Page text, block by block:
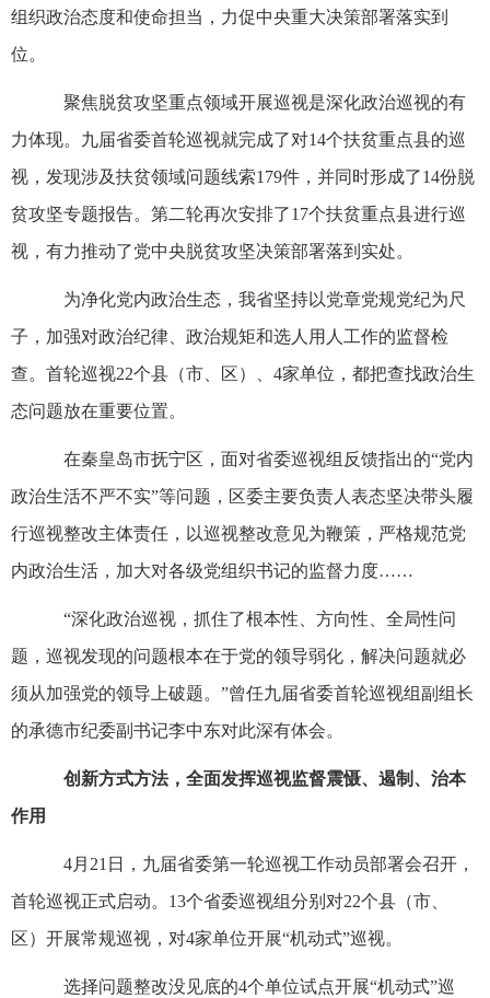
组织政治态度和使命担当，力促中央重大决策部署落实到
位。
聚焦脱贫攻坚重点领域开展巡视是深化政治巡视的有
力体现。九届省委首轮巡视就完成了对14个扶贫重点县的巡
视，发现涉及扶贫领域问题线索179件，并同时形成了14份脱
贫攻坚专题报告。第二轮再次安排了17个扶贫重点县进行巡
视，有力推动了党中央脱贫攻坚决策部署落到实处。
为净化党内政治生态，我省坚持以党章党规党纪为尺
子，加强对政治纪律、政治规矩和选人用人工作的监督检
查。首轮巡视22个县（市、区）、4家单位，都把查找政治生
态问题放在重要位置。
在秦皇岛市抚宁区，面对省委巡视组反馈指出的“党内
政治生活不严不实”等问题，区委主要负责人表态坚决带头履
行巡视整改主体责任，以巡视整改意见为鞭策，严格规范党
内政治生活，加大对各级党组织书记的监督力度……
“深化政治巡视，抓住了根本性、方向性、全局性问
题，巡视发现的问题根本在于党的领导弱化，解决问题就必
须从加强党的领导上破题。”曾任九届省委首轮巡视组副组长
的承德市纪委副书记李中东对此深有体会。
创新方式方法，全面发挥巡视监督震慑、遏制、治本
作用
4月21日，九届省委第一轮巡视工作动员部署会召开，
首轮巡视正式启动。13个省委巡视组分别对22个县（市、
区）开展常规巡视，对4家单位开展“机动式”巡视。
选择问题整改没见底的4个单位试点开展“机动式”巡